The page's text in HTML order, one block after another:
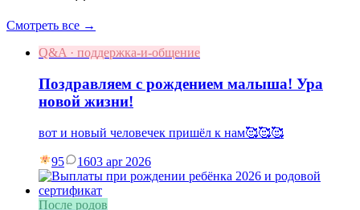
Смотреть все →
Q&A · поддержка-и-общение
Поздравляем с рождением малыша! Ура
новой жизни!
вот и новый человечек пришёл к нам🥰🥰🥰
95 1603 apr 2026
После родов